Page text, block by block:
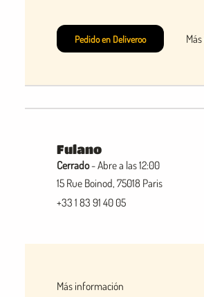
Pedido en Deliveroo
Fulano
Cerrado- Abre a las 12:00
15 Rue Boinod, 75018 Paris
+33 1 83 91 40 05
Más información